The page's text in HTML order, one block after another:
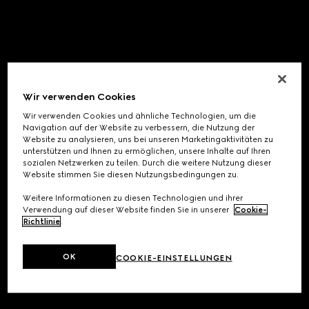
Application error: aclient-side exception has occurred while
Wir verwenden Cookies
Wir verwenden Cookies und ähnliche Technologien, um die
Navigation auf der Website zu verbessern, die Nutzung der
Website zu analysieren, uns bei unseren Marketingaktivitäten zu
unterstützen und Ihnen zu ermöglichen, unsere Inhalte auf Ihren
sozialen Netzwerken zu teilen. Durch die weitere Nutzung dieser
Website stimmen Sie diesen Nutzungsbedingungen zu.
Weitere Informationen zu diesen Technologien und ihrer
Verwendung auf dieser Website finden Sie in unserer Cookie-
Richtlinie.
COOKIE-EINSTELLUNGEN
OK